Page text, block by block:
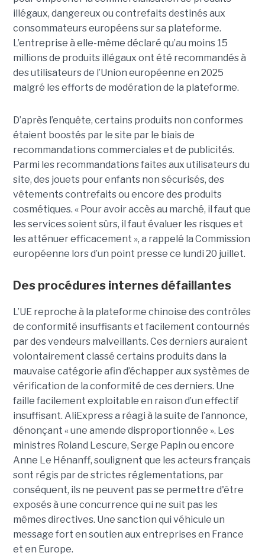
illégaux, dangereux ou contrefaits destinés aux
consommateurs européens sur sa plateforme.
L’entreprise à elle-même déclaré qu’au moins 15
millions de produits illégaux ont été recommandés à
des utilisateurs de l’Union européenne en 2025
malgré les efforts de modération de la plateforme.
D’après l’enquête, certains produits non conformes
étaient boostés par le site par le biais de
recommandations commerciales et de publicités.
Parmi les recommandations faites aux utilisateurs du
site, des jouets pour enfants non sécurisés, des
vêtements contrefaits ou encore des produits
cosmétiques. « Pour avoir accès au marché, il faut que
les services soient sûrs, il faut évaluer les risques et
les atténuer efficacement », a rappelé la Commission
européenne lors d’un point presse ce lundi 20 juillet.
Des procédures internes défaillantes
L’UE reproche à la plateforme chinoise des contrôles
de conformité insuffisants et facilement contournés
par des vendeurs malveillants. Ces derniers auraient
volontairement classé certains produits dans la
mauvaise catégorie afin d’échapper aux systèmes de
vérification de la conformité de ces derniers. Une
faille facilement exploitable en raison d’un effectif
insuffisant. AliExpress a réagi à la suite de l’annonce,
dénonçant « une amende disproportionnée ». Les
ministres Roland Lescure, Serge Papin ou encore
Anne Le Hénanff, soulignent que les acteurs français
sont régis par de strictes réglementations, par
conséquent, ils ne peuvent pas se permettre d'être
exposés à une concurrence qui ne suit pas les
mêmes directives. Une sanction qui véhicule un
message fort en soutien aux entreprises en France
et en Europe.